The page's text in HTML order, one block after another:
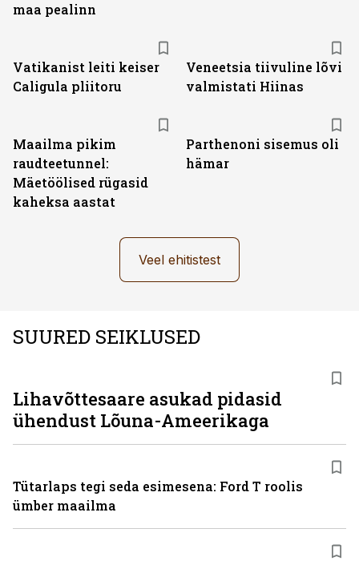
maa pealinn
Vatikanist leiti keiser
Caligula pliitoru
Veneetsia tiivuline lõvi
valmistati Hiinas
Maailma pikim
raudteetunnel:
Mäetöölised rügasid
kaheksa aastat
Parthenoni sisemus oli
hämar
Veel ehitistest
SUURED SEIKLUSED
Lihavõttesaare asukad pidasid
ühendust Lõuna-Ameerikaga
Tütarlaps tegi seda esimesena: Ford T roolis
ümber maailma